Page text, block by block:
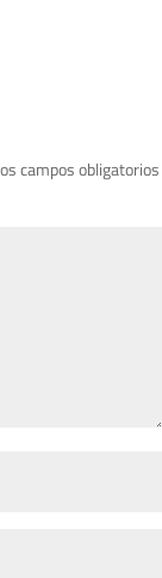
campos obligatorios